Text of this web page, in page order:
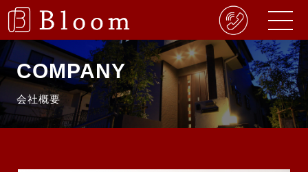
COMPANY
会社概要